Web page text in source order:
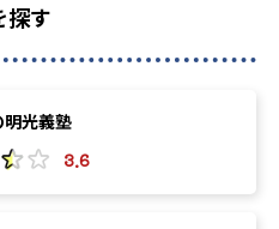
探す
光義塾
3.6